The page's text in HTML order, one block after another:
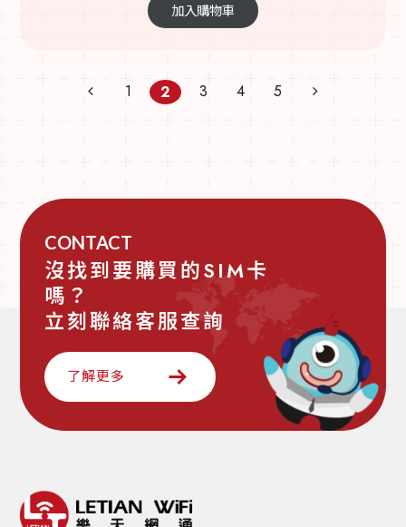
加入購物車
1 2 3 4 5
CONTACT
沒找到要購買的SIM卡
嗎？
立刻聯絡客服查詢
了解更多